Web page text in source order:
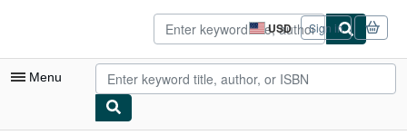
USD
Site
shopping
preferences
Sign in
Menu